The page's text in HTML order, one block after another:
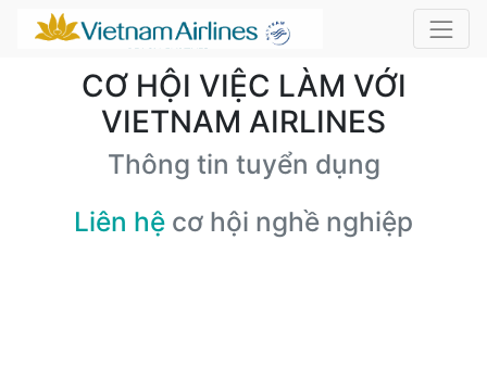
CƠ HỘI VIỆC LÀM VỚI
VIETNAM AIRLINES
Thông tin tuyển dụng
Liên hệ cơ hội nghề nghiệp